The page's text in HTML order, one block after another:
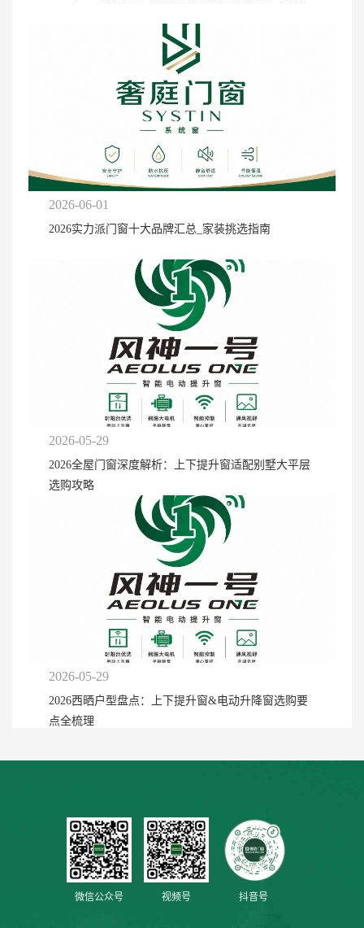
2026-06-01
2026实力派门窗十大品牌汇总_家装挑选指南
2026-05-29
2026全屋门窗深度解析：上下提升窗适配别墅大平层
选购攻略
2026-05-29
2026西晒户型盘点：上下提升窗&电动升降窗选购要
点全梳理
微信公众号 视频号 抖音号